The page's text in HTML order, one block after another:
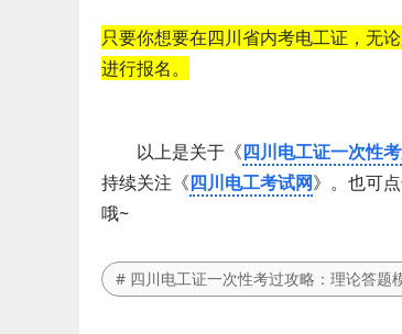
只要你想要在四川省内考电工证，无
进行报名。
以上是关于《四川电工证一次性
持续关注《四川电工考试网》。也可
哦~
# 四川电工证一次性考过攻略：理论答题